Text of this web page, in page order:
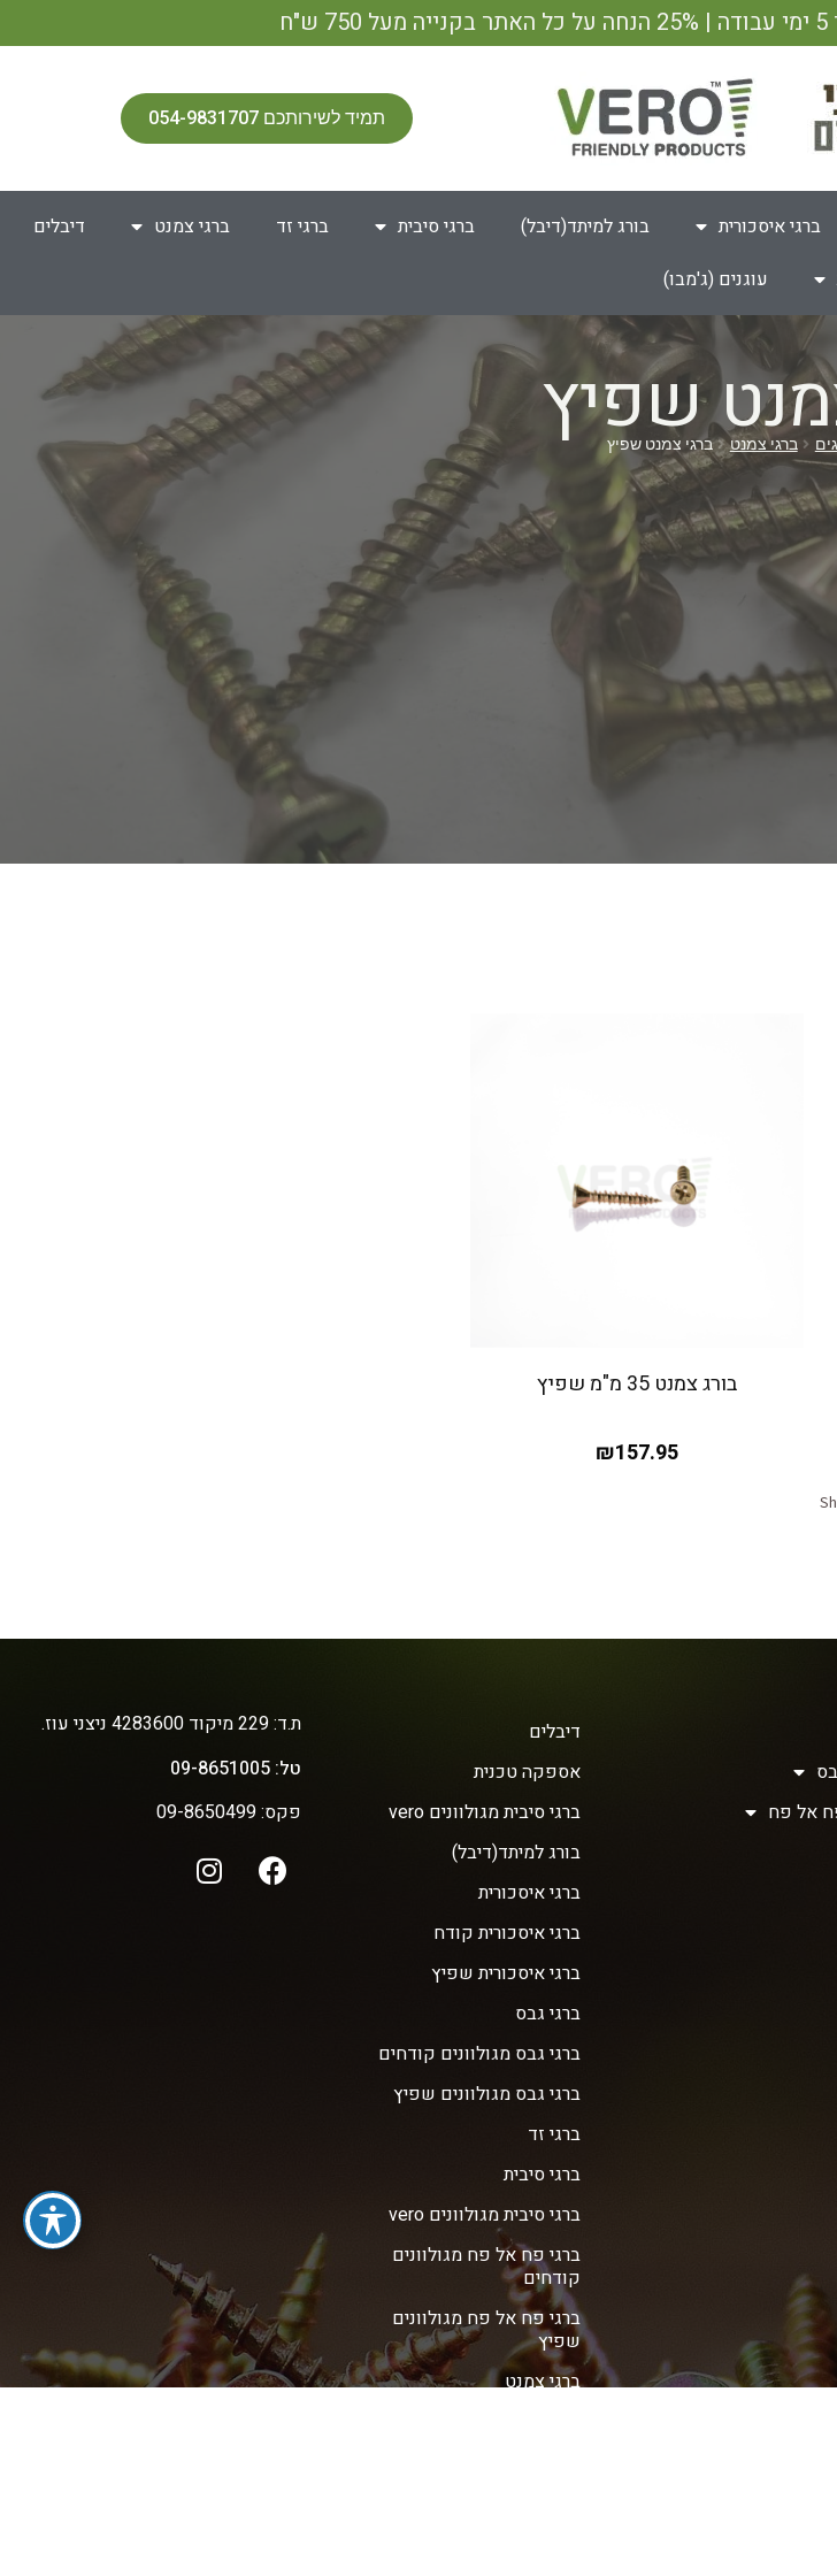
תמיד לשירותכם 054-9831707
ברגי איסכורית בורג למיתד(דיבל) ברגי סיבית ברגי זד ברגי צמנט
דיבלים
עוגנים (ג'מבו)
שפיץ ברגי צמנט ברגי צמנט שפיץ
בורג צמנט 35 מ"מ שפיץ
₪157.95
אל פח
דיבלים
אספקה טכנית
ברגי סיבית מגולוונים vero
בורג למיתד(דיבל)
ברגי איסכורית
ברגי איסכורית קודח
ברגי איסכורית שפיץ
ברגי גבס
ברגי גבס מגולוונים קודחים
ברגי גבס מגולוונים שפיץ
ברגי זד
ברגי סיבית
ברגי סיבית מגולוונים vero
ברגי פח אל פח מגולוונים
קודחים
ברגי פח אל פח מגולוונים
שפיץ
ברגי צמנט
ת.ד: 229 מיקוד 4283600 ניצני עוז.
טל: 09-8651005
פקס: 09-8650499